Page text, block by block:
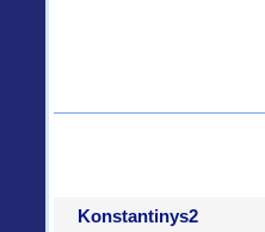
Konstantinys2